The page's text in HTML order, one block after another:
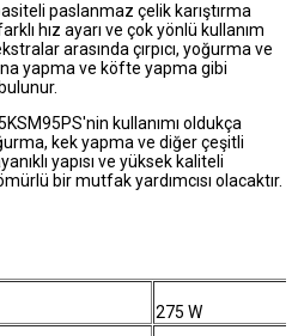
paslanmaz çelik karıştırma
hız ayarı ve çok yönlü kullanım
arasında çırpıcı, yoğurma ve
yapma ve köfte yapma gibi
kullanımı oldukça
kek yapma ve diğer çeşitli
yapısı ve yüksek kaliteli
bir mutfak yardımcısı olacaktır.
275 W